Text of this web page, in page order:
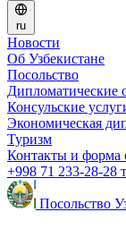
ru
Новости
Об Узбекистане
Посольство
Дипломатические
Консульские
Экономическая
Туризм
Контакты и форма
+998 71 233-28-28
Посольство